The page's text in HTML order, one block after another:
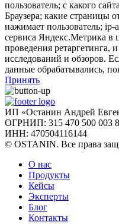
пользователь; с какого
Браузера; какие страницы
нажимает пользователь;
сервиса Яндекс.Метрика в
проведения ретаргетинга,
исследований и обзоров.
данные обрабатывались,
Принять
ИП «Останин Андрей
ОГРНИП: 315 470 500 003
ИНН: 470504116144
© OSTANIN. Все права
О нас
Продукты
Кейсы
Эксперты
Блог
Контакты